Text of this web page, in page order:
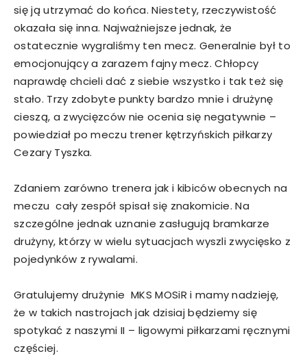
się ją utrzymać do końca. Niestety, rzeczywistość
okazała się inna. Najważniejsze jednak, że
ostatecznie wygraliśmy ten mecz. Generalnie był to
emocjonujący a zarazem fajny mecz. Chłopcy
naprawdę chcieli dać z siebie wszystko i tak też się
stało. Trzy zdobyte punkty bardzo mnie i drużynę
cieszą, a zwycięzców nie ocenia się negatywnie –
powiedział po meczu trener kętrzyńskich piłkarzy
Cezary Tyszka.
Zdaniem zarówno trenera jak i kibiców obecnych na
meczu cały zespół spisał się znakomicie. Na
szczególne jednak uznanie zasługują bramkarze
drużyny, którzy w wielu sytuacjach wyszli zwycięsko z
pojedynków z rywalami.
Gratulujemy drużynie MKS MOSiR i mamy nadzieję,
że w takich nastrojach jak dzisiaj będziemy się
spotykać z naszymi II – ligowymi piłkarzami ręcznymi
częściej.